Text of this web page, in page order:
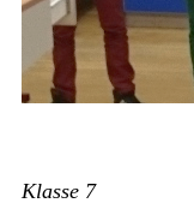
Klasse 7